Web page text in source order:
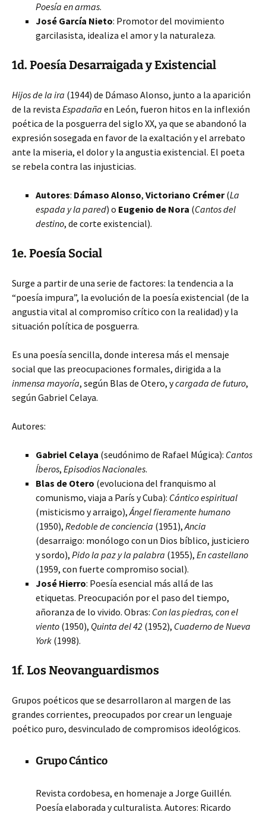
Poesía en armas.
José García Nieto: Promotor del movimiento
garcilasista, idealiza el amor y la naturaleza.
1d. Poesía Desarraigada y Existencial
Hijos de la ira (1944) de Dámaso Alonso, junto a la aparición
de la revista Espadaña en León, fueron hitos en la inflexión
poética de la posguerra del siglo XX, ya que se abandonó la
expresión sosegada en favor de la exaltación y el arrebato
ante la miseria, el dolor y la angustia existencial. El poeta
se rebela contra las injusticias.
Autores: Dámaso Alonso, Victoriano Crémer(La
espada y la pared) o Eugenio de Nora (Cantos del
destino, de corte existencial).
1e. Poesía Social
Surge a partir de una serie de factores: la tendencia a la
“poesía impura”, la evolución de la poesía existencial (de la
angustia vital al compromiso crítico con la realidad) y la
situación política de posguerra.
Es una poesía sencilla, donde interesa más el mensaje
social que las preocupaciones formales, dirigida a la
inmensa mayoría, según Blas de Otero, ycargada de futuro,
según Gabriel Celaya.
Autores:
Gabriel Celaya (seudónimo de Rafael Múgica): Cantos
Íberos, Episodios Nacionales.
Blas de Otero (evoluciona del franquismo al
comunismo, viaja a París y Cuba): Cántico espiritual
(misticismo y arraigo),Ángel fieramente humano
(1950), Redoble de conciencia (1951),Ancia
(desarraigo: monólogo con un Dios bíblico, justiciero
y sordo), Pido la paz y la palabra (1955), En castellano
(1959, con fuerte compromiso social).
José Hierro: Poesía esencial más allá de las
etiquetas. Preocupación por el paso del tiempo,
añoranza de lo vivido. Obras: Con las piedras, con el
viento (1950), Quinta del 42 (1952), Cuaderno de Nueva
York (1998).
1f. Los Neovanguardismos
Grupos poéticos que se desarrollaron al margen de las
grandes corrientes, preocupados por crear un lenguaje
poético puro, desvinculado de compromisos ideológicos.
Grupo Cántico
Revista cordobesa, en homenaje a Jorge Guillén.
Poesía elaborada y culturalista. Autores: Ricardo